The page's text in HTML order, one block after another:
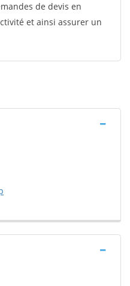
de devis en
et ainsi assurer un